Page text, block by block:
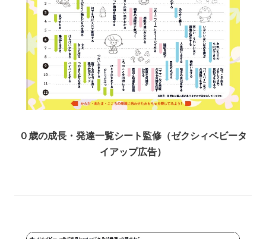
０歳の成長・発達一覧シート監修（ゼクシィベビータ
イアップ広告）